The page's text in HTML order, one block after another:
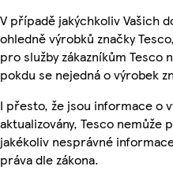
V případě jakýchkoliv Vašich
ohledně výrobků značky
pro služby zákazníkům Tesco
pokdu se nejedná o výrobek
I přesto, že jsou informace o
aktualizovány, Tesco
jakékoliv nesprávné
práva dle zákona.